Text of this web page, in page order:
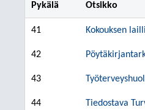
Pykälä Otsikko
41 Kokouksen
42
43
44 Tiedostava